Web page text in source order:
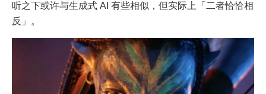
听之下或许与生成式 AI 有些相似，但实际上「二者恰恰相
反」。